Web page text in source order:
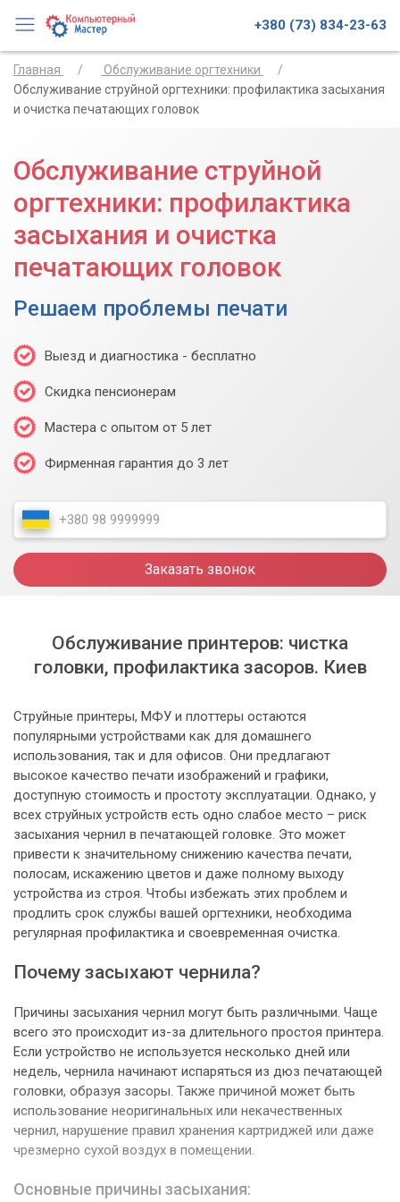
+380 (73) 834-23-63
Главная
Обслуживание оргтехники
Обслуживание струйной оргтехники: профилактика засыхания
и очистка печатающих головок
Обслуживание струйной
оргтехники: профилактика
засыхания и очистка
печатающих головок
Решаем проблемы печати
Выезд и диагностика - бесплатно
Скидка пенсионерам
Мастера с опытом от 5 лет
Фирменная гарантия до 3 лет
Заказать звонок
Обслуживание принтеров: чистка
головки, профилактика засоров. Киев
Струйные принтеры, МФУ и плоттеры остаются
популярными устройствами как для домашнего
использования, так и для офисов. Они предлагают
высокое качество печати изображений и графики,
доступную стоимость и простоту эксплуатации. Однако, у
всех струйных устройств есть одно слабое место – риск
засыхания чернил в печатающей головке. Это может
привести к значительному снижению качества печати,
полосам, искажению цветов и даже полному выходу
устройства из строя. Чтобы избежать этих проблем и
продлить срок службы вашей оргтехники, необходима
регулярная профилактика и своевременная очистка.
Почему засыхают чернила?
Причины засыхания чернил могут быть различными. Чаще
всего это происходит из-за длительного простоя принтера.
Если устройство не используется несколько дней или
недель, чернила начинают испаряться из дюз печатающей
головки, образуя засоры. Также причиной может быть
использование неоригинальных или некачественных
чернил, нарушение правил хранения картриджей или даже
чрезмерно сухой воздух в помещении.
Основные причины засыхания: